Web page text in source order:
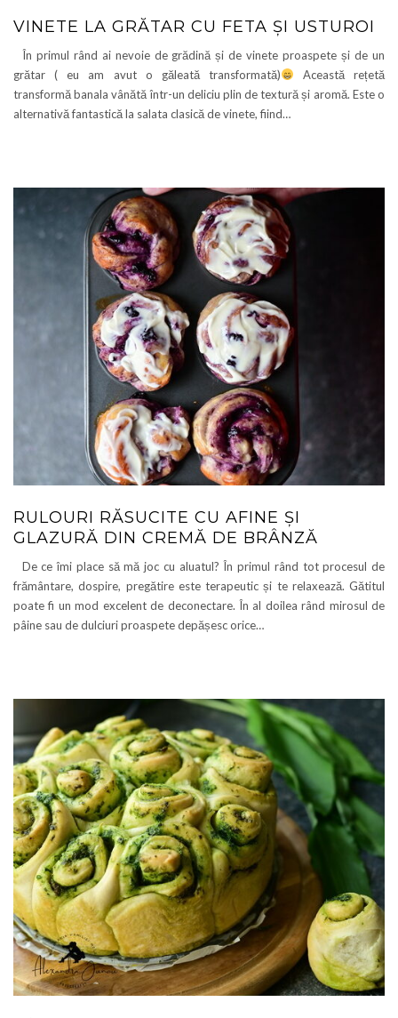
VINETE LA GRĂTAR CU FETA ȘI USTUROI
În primul rând ai nevoie de grădină și de vinete proaspete și de un
grătar ( eu am avut o găleată transformată)
Această rețetă
transformă banala vânătă într-un deliciu plin de textură și aromă. Este o
alternativă fantastică la salata clasică de vinete, fiind…
RULOURI RĂSUCITE CU AFINE ȘI
GLAZURĂ DIN CREMĂ DE BRÂNZĂ
De ce îmi place să mă joc cu aluatul? În primul rând tot procesul de
frământare, dospire, pregătire este terapeutic și te relaxează. Gătitul
poate fi un mod excelent de deconectare. În al doilea rând mirosul de
pâine sau de dulciuri proaspete depășesc orice…